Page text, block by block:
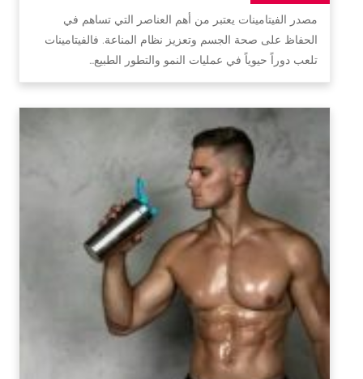
مصدر الفيتامينات يعتبر من أهم العناصر التي تساهم في
الحفاظ على صحة الجسم وتعزيز نظام المناعة. فالفيتامينات
تلعب دوراً حيوياً في عمليات النمو والتطور الطبيع…